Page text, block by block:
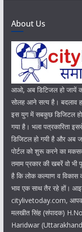
About Us
आओ, अब डिटिजल हो जायें
सोलह आने सत्य है। बदलाव
इस युग में सबकुछ डिजिटल हो
गया है। भला पत्रकारिता
डिजिटल हो गयी है और अब
पोर्टल को शुरू करने का
तमाम प्रकार की खबरें वो भी
है कि लोक कल्याण व विकास
भाव एक साथ तैर रहे हों।
citylivetoday.com,
मलखीत सिंह (संपादक)
Haridwar